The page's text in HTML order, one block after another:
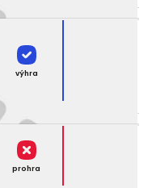
výhra
prohra